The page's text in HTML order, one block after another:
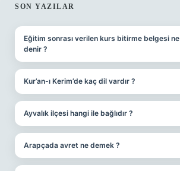
SIDEBAR
SON YAZILAR
Eğitim sonrası verilen kurs bitirme belgesi ne
denir ?
Kur’an-ı Kerim’de kaç dil vardır ?
Ayvalık ilçesi hangi ile bağlıdır ?
Arapçada avret ne demek ?